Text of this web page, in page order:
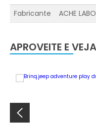
Fabricante ACHE
APROVEITE E